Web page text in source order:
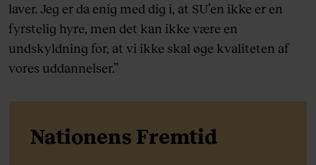
laver. Jeg er da enig med dig i, at SU’en ikke er en
fyrstelig hyre, men det kan ikke være en
undskyldning for, at vi ikke skal øge kvaliteten af
vores uddannelser.”
Nationens Fremtid